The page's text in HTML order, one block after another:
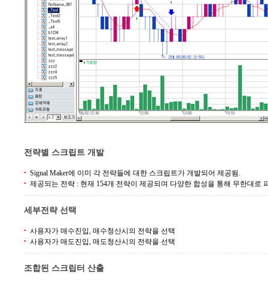
전략별 스크립트 개발
Signal Maker에 이미 각 전략들에 대한 스크립트가 개발되어 제공됨.
제공되는 전략 : 현재 154개 전략이 제공되며 다양한 합성을 통해 무한대로
세부전략 선택
사용자가 매수진입, 매수청산시의 전략을 선택
사용자가 매도진입, 매도청산시의 전략을 선택
조합된 스크립터 산출